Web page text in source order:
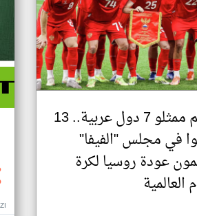
بينهم ممثلو 7 دول عربية.. 13
في مجلس "الفيفا"
عودة روسيا لكرة
العالمية